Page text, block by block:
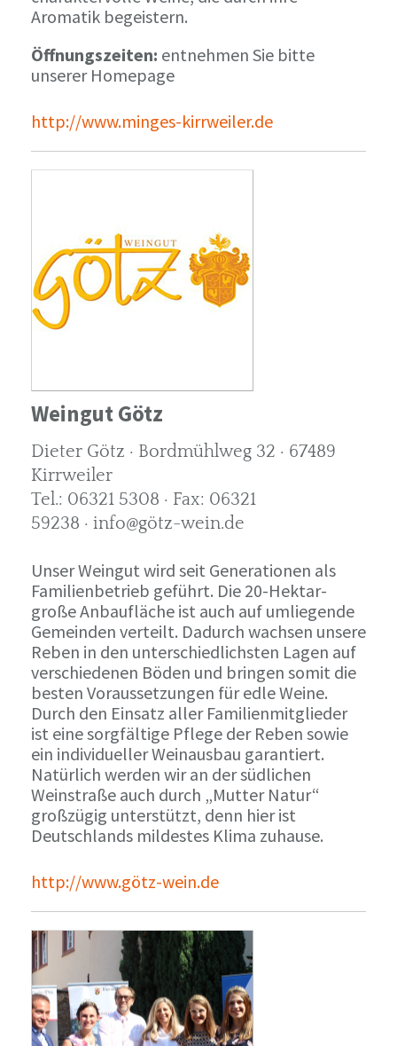
Aromatik begeistern.
Öffnungszeiten: entnehmen Sie bitte
unserer Homepage
http://www.minges-kirrweiler.de
Weingut Götz
Dieter Götz · Bordmühlweg 32 · 67489
Kirrweiler
Tel.: 06321 5308 · Fax: 06321
59238 · info@götz-wein.de
Unser Weingut wird seit Generationen als
Familienbetrieb geführt. Die 20-Hektar-
große Anbaufläche ist auch auf umliegende
Gemeinden verteilt. Dadurch wachsen unsere
Reben in den unterschiedlichsten Lagen auf
verschiedenen Böden und bringen somit die
besten Voraussetzungen für edle Weine.
Durch den Einsatz aller Familienmitglieder
ist eine sorgfältige Pflege der Reben sowie
ein individueller Weinausbau garantiert.
Natürlich werden wir an der südlichen
Weinstraße auch durch „Mutter Natur“
großzügig unterstützt, denn hier ist
Deutschlands mildestes Klima zuhause.
http://www.götz-wein.de